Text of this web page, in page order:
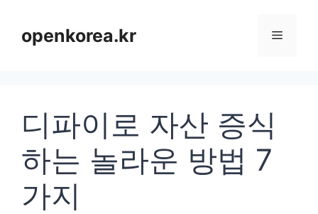
openkorea.kr 메
디파이로 자산 증식
하는 놀라운 방법 7
가지